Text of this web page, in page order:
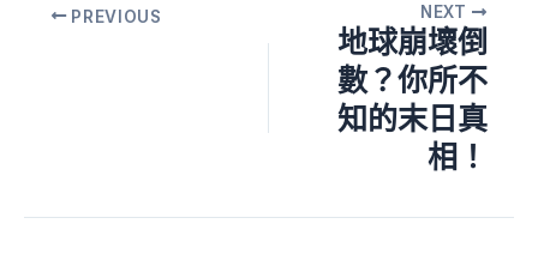
PREVIOUS NEXT
地球崩壞倒
數？你所不
知的末日真
相！